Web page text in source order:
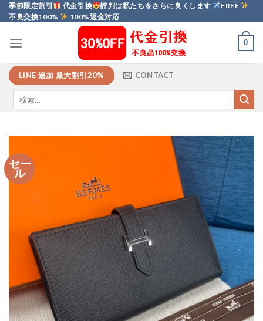
Skip
to
季節限定割引 代金引換 評判は私たちをさらに良くします
FREE
不良交換100%
100%返金対応
0
LINE 追加 最大割引20% CONTACT
セー
ル